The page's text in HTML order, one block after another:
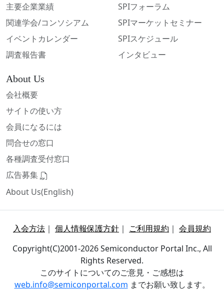
主要企業業績
関連学会/コンソシアム
イベントカレンダー
調査報告書
SPIフォーラム
SPIマーケットセミナー
SPIスケジュール
インタビュー
About Us
会社概要
サイトの使い方
会員になるには
問合せの窓口
各種調査受付窓口
広告募集
About Us(English)
入会方法 ｜ 個人情報保護方針 ｜ ご利用規約 ｜ 会員規約
Copyright(C)2001-2026 Semiconductor Portal Inc., All
Rights Reserved.
このサイトについてのご意見・ご感想は
web.info@semiconportal.com までお願い致します。